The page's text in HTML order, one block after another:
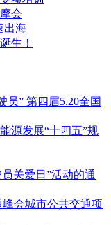
会
出海
生！
员” 第四届5.20全国
源发展“十四五”规
关爱日”活动的通
会城市公共交通项